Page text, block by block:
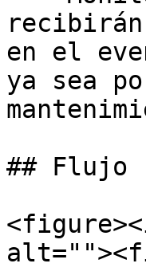
en el
ya sea
## Flujo